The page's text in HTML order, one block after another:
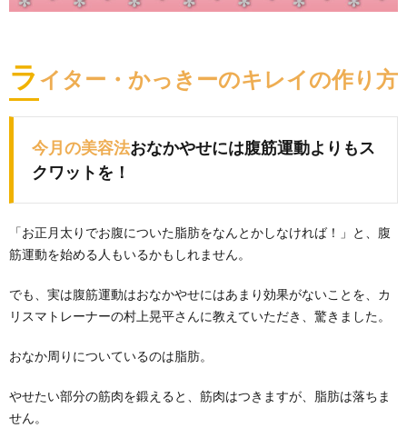
ライター・かっきーのキレイの作り方
今月の美容法おなかやせには腹筋運動よりもス
クワットを！
「お正月太りでお腹についた脂肪をなんとかしなければ！」と、腹
筋運動を始める人もいるかもしれません。
でも、実は腹筋運動はおなかやせにはあまり効果がないことを、カ
リスマトレーナーの村上晃平さんに教えていただき、驚きました。
おなか周りについているのは脂肪。
やせたい部分の筋肉を鍛えると、筋肉はつきますが、脂肪は落ちま
せん。